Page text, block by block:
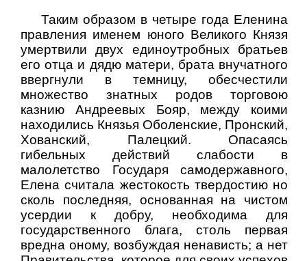
Таким образом в четыре года Еленина
правления именем юного Великого Князя
умертвили двух единоутробных братьев
его отца и дядю матери, брата внучатного
ввергнули в темницу, обесчестили
множество знатных родов торговою
казнию Андреевых Бояр, между коими
находились Князья Оболенские, Пронский,
Хованский, Палецкий. Опасаясь
гибельных действий слабости в
малолетство Государя самодержавного,
Елена считала жестокость твердостию но
сколь последняя, основанная на чистом
усердии к добру, необходима для
государственного блага, столь первая
вредна оному, возбуждая ненависть; а нет